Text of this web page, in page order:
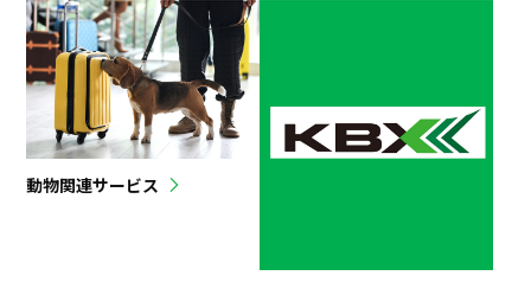
動物関連サービス